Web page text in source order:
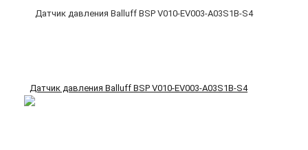
Датчик давления Balluff BSP V010-EV003-A03S1B-S4